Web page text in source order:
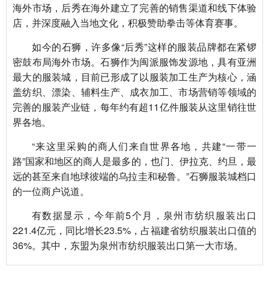
海外市场，后秀在海外建立了完善的销售渠道和线下体验
店，并深度融入当地文化，积极赞助拳击等体育赛事。
如今的石狮，许多像“后秀”这样的服装品牌都在紧锣
密鼓布局海外市场。石狮作为闽派服饰发源地，具有亚洲
最大的服装城，目前已形成了以服装加工生产为核心，涵
盖纺织、漂染、辅料生产、成衣加工、市场营销等领域的
完善的服装产业链，每年约有超11亿件服装从这里销往世
界各地。
“来这里采购的商人们来自世界各地，共建“一带一
路”国家和地区的商人是最多的，也门、伊拉克、约旦，最
远的甚至来自地球彼端的乌拉圭和秘鲁。”石狮服装城档口
的一位商户说道。
有数据显示，今年前5个月，泉州市纺织服装出口
221.4亿元，同比增长23.5%，占福建省纺织服装出口值的
36%。其中，东盟为泉州市纺织服装出口第一大市场。